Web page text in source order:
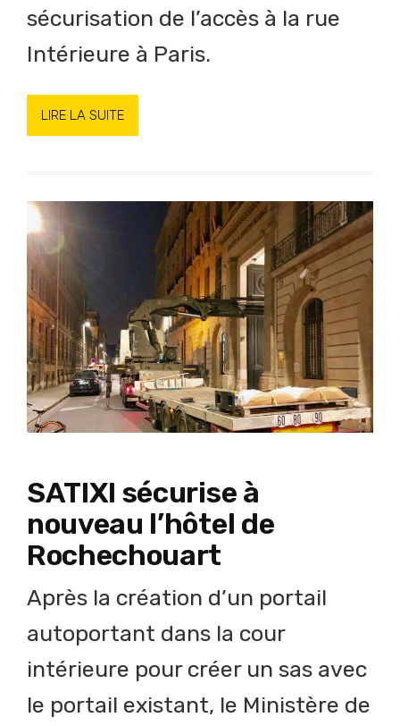
sécurisation de l’accès à la rue
Intérieure à Paris.
LIRE LA SUITE
SATIXI sécurise à
nouveau l’hôtel de
Rochechouart
Après la création d’un portail
autoportant dans la cour
intérieure pour créer un sas avec
le portail existant, le Ministère de